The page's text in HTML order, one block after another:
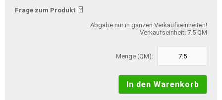
Frage zum Produkt
Abgabe nur in ganzen Verkaufseinheiten!
Verkaufseinheit: 7.5 QM
Menge (QM):